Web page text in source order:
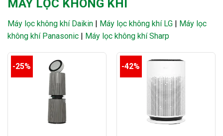
MÁY LỌC KHÔNG KHÍ
Máy lọc không khí Daikin | Máy lọc không khí LG | Máy lọc
không khí Panasonic | Máy lọc không khí Sharp
-25% -42%